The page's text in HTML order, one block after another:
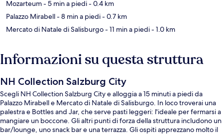
Mozarteum- 5 min a piedi- 0.4 km
Palazzo Mirabell- 8 min a piedi- 0.7 km
Mercato di Natale di Salisburgo- 11 min a piedi- 1.0 km
Informazioni su questa struttura
NH Collection Salzburg City
Scegli NH Collection Salzburg City e alloggia a 15 minuti a piedi da
Palazzo Mirabell e Mercato di Natale di Salisburgo. In loco troverai una
palestra e Bottles and Jar, che serve pasti leggeri: l'ideale per fermarsi a
mangiare un boccone. Gli altri punti di forza della struttura includono un
bar/lounge, uno snack bar e una terrazza. Gli ospiti apprezzano molto il